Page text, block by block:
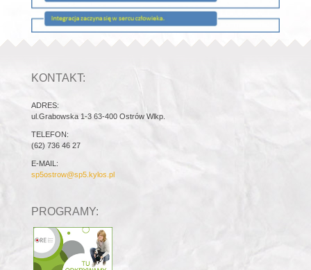
KONTAKT:
ADRES:
ul.Grabowska 1-3 63-400 Ostrów Wlkp.
TELEFON:
(62) 736 46 27
E-MAIL:
sp5ostrow@sp5.kylos.pl
PROGRAMY: